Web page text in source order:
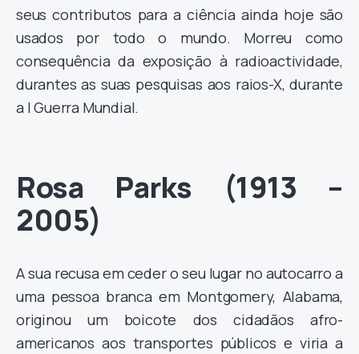
seus contributos para a ciência ainda hoje são
usados por todo o mundo. Morreu como
consequência da exposição à radioactividade,
durantes as suas pesquisas aos raios-X, durante
a I Guerra Mundial.
Rosa Parks (1913 –
2005)
A sua recusa em ceder o seu lugar no autocarro a
uma pessoa branca em Montgomery, Alabama,
originou um boicote dos cidadãos afro-
americanos aos transportes públicos e viria a